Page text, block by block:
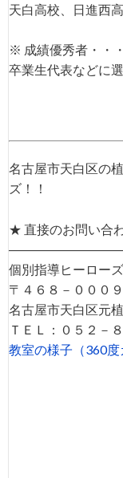
天白高校、日進西
※ 成績優秀者・・
卒業生代表などに
名古屋市天白区の
ズ！！
★ 直接のお問い合
個別指導ヒーロー
〒４６８－０００９
名古屋市天白区元
ＴＥＬ：０５２－
教室の様子（360度